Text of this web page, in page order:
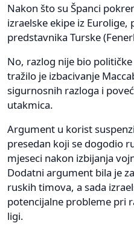
Nakon što su Španci
izraelske ekipe iz Eurolige,
predstavnika Turske
No, razlog nije bio
tražilo je izbacivanje
sigurnosnih razloga i
utakmica.
Argument u korist
presedan koji se dogodio
mjeseci nakon izbijanja
Dodatni argument bila je
ruskih timova, a sada
potencijalne probleme pri
ligi.